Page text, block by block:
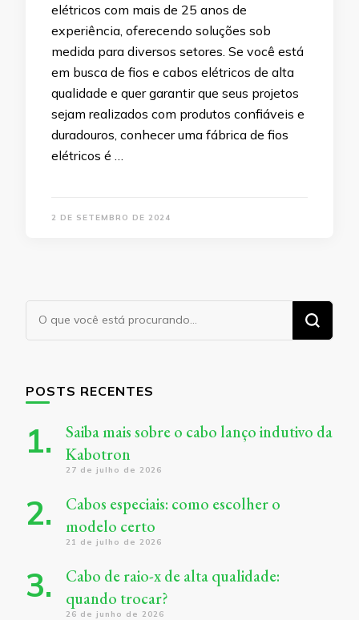
elétricos com mais de 25 anos de
experiência, oferecendo soluções sob
medida para diversos setores. Se você está
em busca de fios e cabos elétricos de alta
qualidade e quer garantir que seus projetos
sejam realizados com produtos confiáveis e
duradouros, conhecer uma fábrica de fios
elétricos é …
2 DE SETEMBRO DE 2024
Procurando
algo?
POSTS RECENTES
Saiba mais sobre o cabo lanço indutivo da
Kabotron
27 de julho de 2026
Cabos especiais: como escolher o
modelo certo
21 de julho de 2026
Cabo de raio-x de alta qualidade:
quando trocar?
26 de junho de 2026